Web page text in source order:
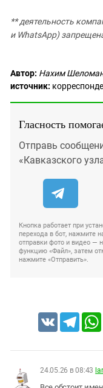
** деятельность
и WhatsApp)
Автор: Нахим
источник:
Гласность
Отправь
«Кавказского
Кнопка работает при
перехода в бот, нажмите
отправки фото и видео —
функцию «Файл», затем
нажмите «Отправить».
VK
24.05.26 в 08:43